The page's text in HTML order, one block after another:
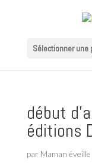
Sélectionner une
début
éditions
par Maman éveille